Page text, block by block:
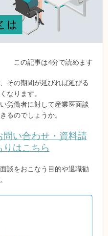
この記事は4分で読めます
その期間が延びれば延びる
なります。
労働者に対して産業医面談
るのでしょうか。
い合わせ・資料請
はこちら
談をおこなう目的や退職勧